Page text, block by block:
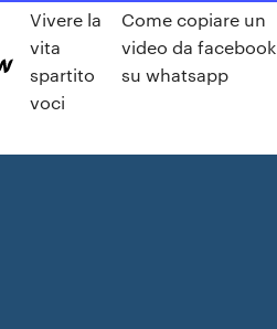
Vivere la
vita
spartito
voci
Come copiare un
video da facebook
su whatsapp